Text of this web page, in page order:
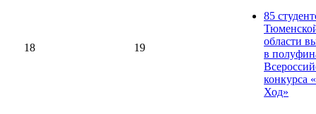
18 19
85
области
в
конкурса
Ход»